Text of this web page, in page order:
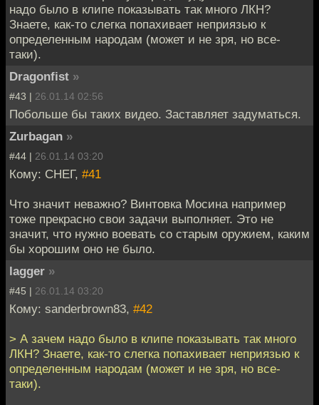
надо было в клипе показывать так много ЛКН?
Знаете, как-то слегка попахивает неприязью к
определенным народам (может и не зря, но все-
таки).
Dragonfist »
#43 | 26.01.14 02:56
Побольше бы таких видео. Заставляет задуматься.
Zurbagan »
#44 | 26.01.14 03:20
Кому: СНЕГ, #41
Что значит неважно? Винтовка Мосина например
тоже прекрасно свои задачи выполняет. Это не
значит, что нужно воевать со старым оружием, каким
бы хорошим оно не было.
lagger »
#45 | 26.01.14 03:20
Кому: sanderbrown83, #42
> А зачем надо было в клипе показывать так много
ЛКН? Знаете, как-то слегка попахивает неприязью к
определенным народам (может и не зря, но все-
таки).